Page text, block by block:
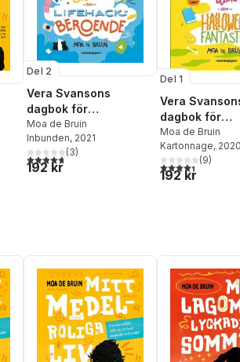
Del 2
Vera Svansons
dagbok för
vloggstjärnor och
lifehackberoende
Moa de Bruin
Inbunden, 2021
4,7utav 5 stjärnor. Totalt antal röster:
(3)
192 kr
Del 1
Vera
dagbok för
tacoälskare
Moa de Bruin
Kartonnage, 2020
4,4utav 5(9)
192 kr